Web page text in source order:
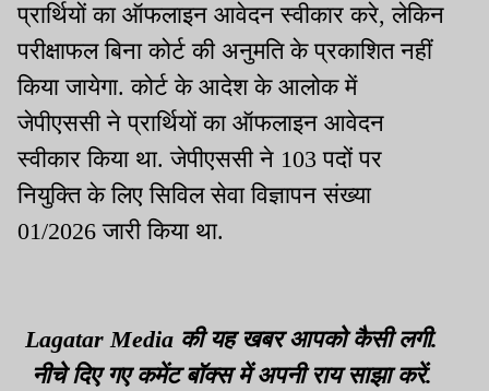
प्रार्थियों का ऑफलाइन आवेदन स्वीकार करे, लेकिन
परीक्षाफल बिना कोर्ट की अनुमति के प्रकाशित नहीं
किया जायेगा. कोर्ट के आदेश के आलोक में
जेपीएससी ने प्रार्थियों का ऑफलाइन आवेदन
स्वीकार किया था. जेपीएससी ने 103 पदों पर
नियुक्ति के लिए सिविल सेवा विज्ञापन संख्या
01/2026 जारी किया था.
Lagatar Media की यह खबर आपको कैसी लगी.
नीचे दिए गए कमेंट बॉक्स में अपनी राय साझा करें.